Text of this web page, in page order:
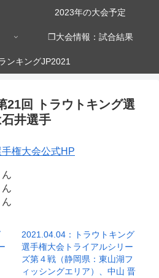
2023年の大会予定
❒大会情報：試合結果
ンキングJP2021
21回 トラウトキング選
井選手
権大会公式HP
2021.04.04：トラウトキング
選手権大会トライアルシリー
ズ第４戦（静岡県：東山湖フ
ィッシングエリア）、中山 晋